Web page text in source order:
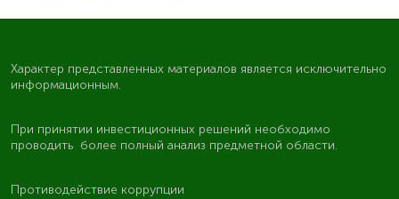
Характер представленных материалов является исключительно
информационным.
При принятии инвестиционных решений необходимо
проводить более полный анализ предметной области.
Противодействие коррупции